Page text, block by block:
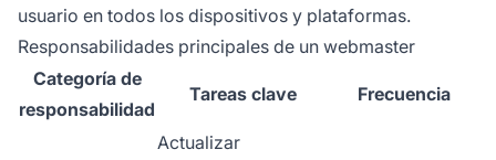
usuario en todos los dispositivos y plataformas.
Responsabilidades principales de un webmaster
Categoría de
responsabilidad
Tareas clave Frecuencia
Actualizar